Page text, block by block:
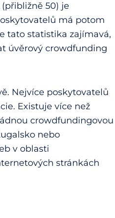
50) je
má potom
tato statistika zajímavá,
úvěrový crowdfunding
Nejvíce poskytovatelů
Existuje více než
crowdfundingovou
nebo
v oblasti
stránkách